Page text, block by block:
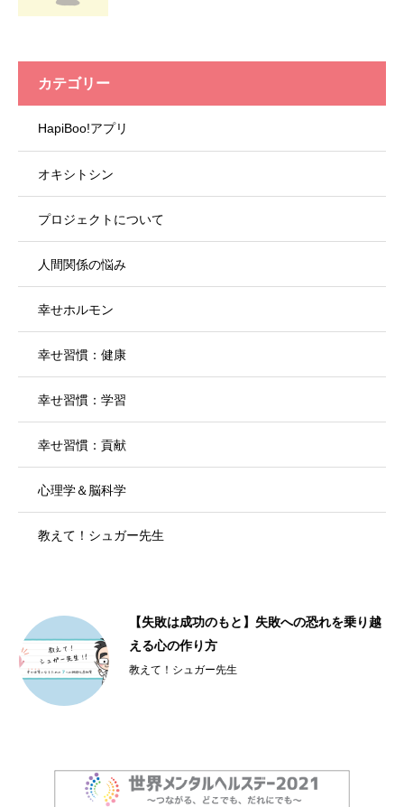
カテゴリー
HapiBoo!アプリ
オキシトシン
プロジェクトについて
人間関係の悩み
幸せホルモン
幸せ習慣：健康
幸せ習慣：学習
幸せ習慣：貢献
心理学＆脳科学
教えて！シュガー先生
【失敗は成功のもと】失敗への恐れを乗り越
える心の作り方
教えて！シュガー先生